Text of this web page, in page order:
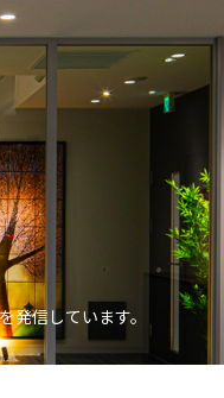
各種お問合せ
2337 (直通)
発信しています。